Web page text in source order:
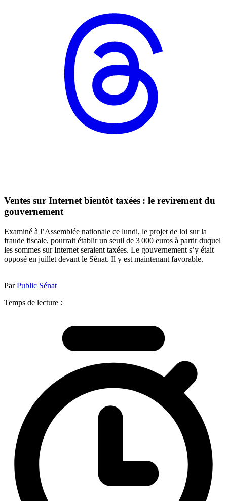
Ventes sur Internet bientôt taxées : le revirement du
gouvernement
Examiné à l’Assemblée nationale ce lundi, le projet de loi sur la
fraude fiscale, pourrait établir un seuil de 3 000 euros à partir duquel
les sommes sur Internet seraient taxées. Le gouvernement s’y était
opposé en juillet devant le Sénat. Il y est maintenant favorable.
ParPublic Sénat
Temps de lecture :